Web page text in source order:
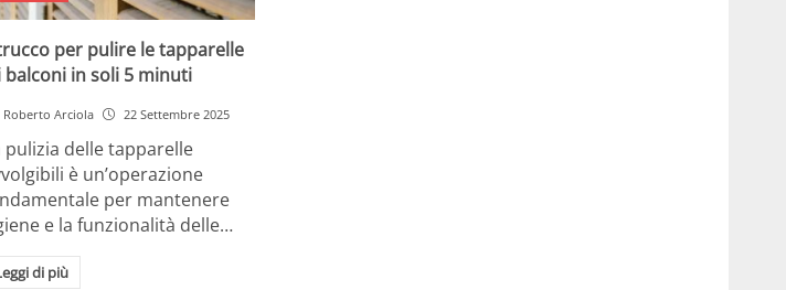
per pulire le tapparelle
balconi in soli 5 minuti
Roberto Arciola 22 Settembre 2025
pulizia delle tapparelle
è un’operazione
per mantenere
e la funzionalità delle…
di più